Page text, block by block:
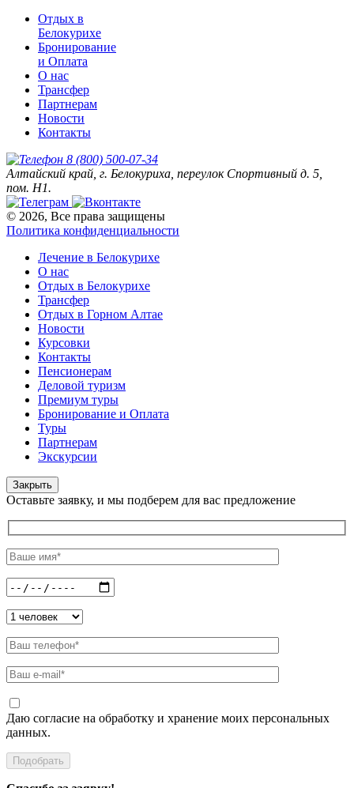
Отдых в
Белокурихе
Бронирование
и Оплата
О нас
Трансфер
Партнерам
Новости
Контакты
8 (800) 500-07-34
Алтайский край, г. Белокуриха, переулок Спортивный д. 5,
пом. Н1.
© 2026, Все права защищены
Политика конфиденциальности
Лечение в Белокурихе
О нас
Отдых в Белокурихе
Трансфер
Отдых в Горном Алтае
Новости
Курсовки
Контакты
Пенсионерам
Деловой туризм
Премиум туры
Бронирование и Оплата
Туры
Партнерам
Экскурсии
Закрыть
Оставьте заявку, и мы подберем для вас предложение
Даю согласие на обработку и хранение моих персональных
данных.